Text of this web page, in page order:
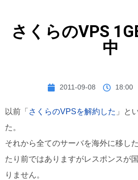
さくらのVPS
中
2011-09-08 18:00
以前「 さくらのVPSを解約した 」と
た。
それから全てのサーバを海外に移し
たり前ではありますがレスポンスが
りません。